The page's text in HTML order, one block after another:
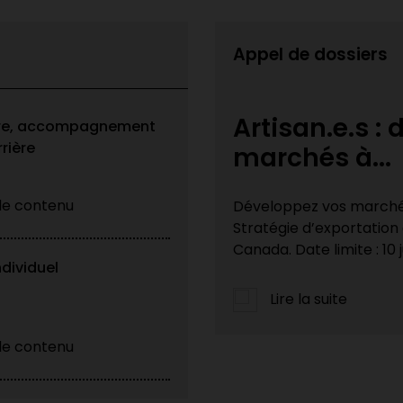
accompagnement
contenu
contenu
Appel de dossiers
vos
grâce à la
Appel à
patrimoine
La Ville de Montréal
Patrimoine 2026 avec
du Québec. Artisan·es
Lire la suite